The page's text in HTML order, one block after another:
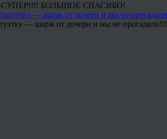
БОЛЬШОЕ СПАСИБО!
— шарж от дочери и мы не прогадали!!!